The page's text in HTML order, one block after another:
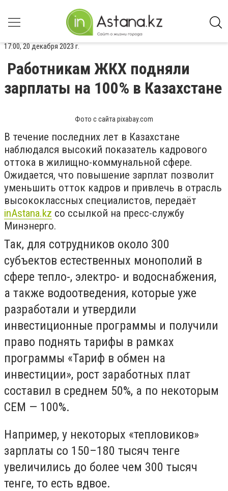
17:00, 20 декабря 2023 г.
Работникам ЖКХ подняли
зарплаты на 100% в Казахстане
Фото с сайта pixabay.com
В течение последних лет в Казахстане
наблюдался высокий показатель кадрового
оттока в жилищно-коммунальной сфере.
Ожидается, что повышение зарплат позволит
уменьшить отток кадров и привлечь в отрасль
высококлассных специалистов, передаёт
inАstana.kz со ссылкой на пресс-службу
Минэнерго.
Так, для сотрудников около 300
субъектов естественных монополий в
сфере тепло-, электро- и водоснабжения,
а также водоотведения, которые уже
разработали и утвердили
инвестиционные программы и получили
право поднять тарифы в рамках
программы «Тариф в обмен на
инвестиции», рост заработных плат
составил в среднем 50%, а по некоторым
СЕМ — 100%.
Например, у некоторых «тепловиков»
зарплаты со 150–180 тысяч тенге
увеличились до более чем 300 тысяч
тенге, то есть вдвое.